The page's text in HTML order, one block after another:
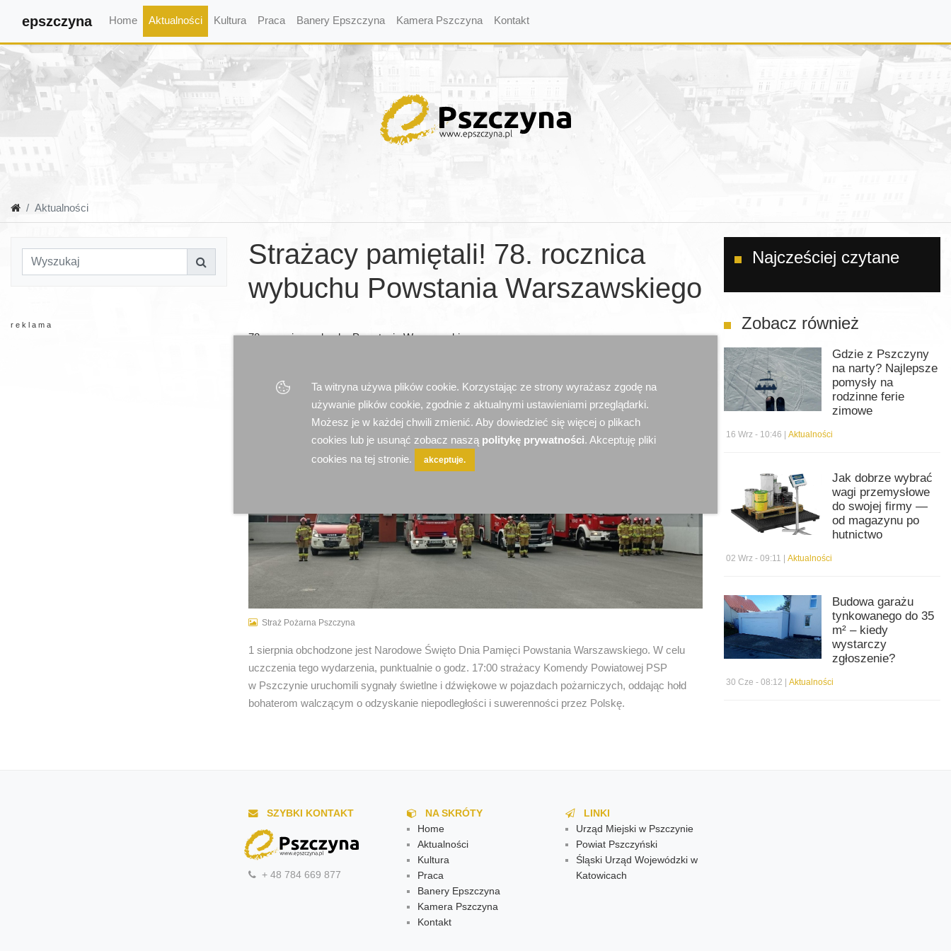
epszczyna Home Aktualności Kultura Praca Banery Epszczyna Kamera Pszczyna Kontakt
Aktualności
r e k l a m a
Strażacy pamiętali! 78. rocznica
wybuchu Powstania Warszawskiego
78. rocznica wybuchu Powstania Warszawskiego
Straż Pożarna Pszczyna
1 sierpnia obchodzone jest Narodowe Święto Dnia Pamięci Powstania Warszawskiego. W celu
uczczenia tego wydarzenia, punktualnie o godz. 17:00 strażacy Komendy Powiatowej PSP
w Pszczynie uruchomili sygnały świetlne i dźwiękowe w pojazdach pożarniczych, oddając hołd
bohaterom walczącym o odzyskanie niepodległości i suwerenności przez Polskę.
Najcześciej czytane
Zobacz również
Gdzie z Pszczyny
na narty? Najlepsze
pomysły na
rodzinne ferie
zimowe
16 Wrz - 10:46 | Aktualności
Jak dobrze wybrać
wagi przemysłowe
do swojej firmy —
od magazynu po
hutnictwo
02 Wrz - 09:11 | Aktualności
Budowa garażu
tynkowanego do 35
m² – kiedy
wystarczy
zgłoszenie?
30 Cze - 08:12 | Aktualności
SZYBKI KONTAKT
+ 48 784 669 877
NA SKRÓTY
Home
Aktualności
Kultura
Praca
Banery Epszczyna
Kamera Pszczyna
Kontakt
LINKI
Urząd Miejski w Pszczynie
Powiat Pszczyński
Śląski Urząd Wojewódzki w
Katowicach
Ta witryna używa plików cookie. Korzystając ze strony wyrażasz zgodę na
używanie plików cookie, zgodnie z aktualnymi ustawieniami przeglądarki.
Możesz je w każdej chwili zmienić. Aby dowiedzieć się więcej o plikach
cookies lub je usunąć zobacz naszą politykę prywatności. Akceptuję pliki
cookies na tej stronie.
akceptuje.